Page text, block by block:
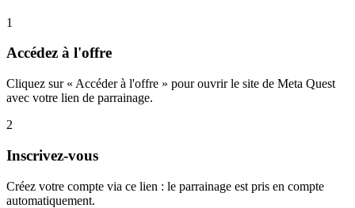
1
Accédez à l'offre
Cliquez sur « Accéder à l'offre » pour ouvrir le site de Meta Quest
avec votre lien de parrainage.
2
Inscrivez-vous
Créez votre compte via ce lien : le parrainage est pris en compte
automatiquement.